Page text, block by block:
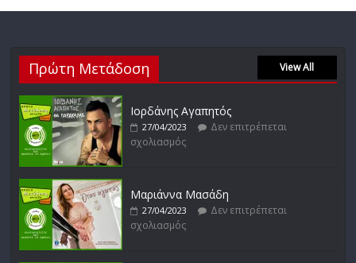
27/01/2023
σχολιασμός
Απόστολος Ρίζος
σχολιασμός
Πρώτη Μετάδοση View All
Ιορδάνης Αγαπητός
27/04/2023
Δεν επιτρέπεται
σχολιασμός
Μαριάννα Μασάδη
27/04/2023
Δεν επιτρέπεται
σχολιασμός